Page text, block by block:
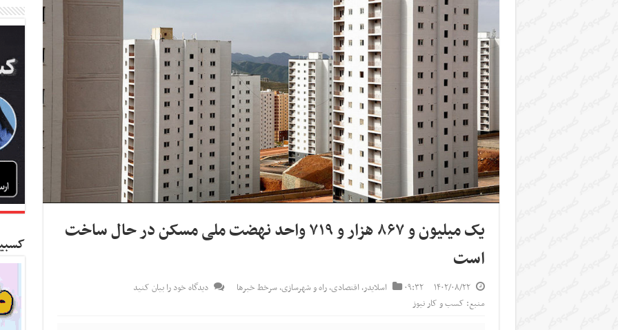
یک میلیون و ۸۶۷ هزار و ۷۱۹ واحد نهضت ملی مسکن در حال ساخت
است
۱۴۰۲/۰۸/۲۲ ۰۹:۳۲ اسلایدر,اقتصادی,راه و شهرسازی,سرخط خبرها
دیدگاه خود را بیان کنید
منبع: کسب و کار نیوز